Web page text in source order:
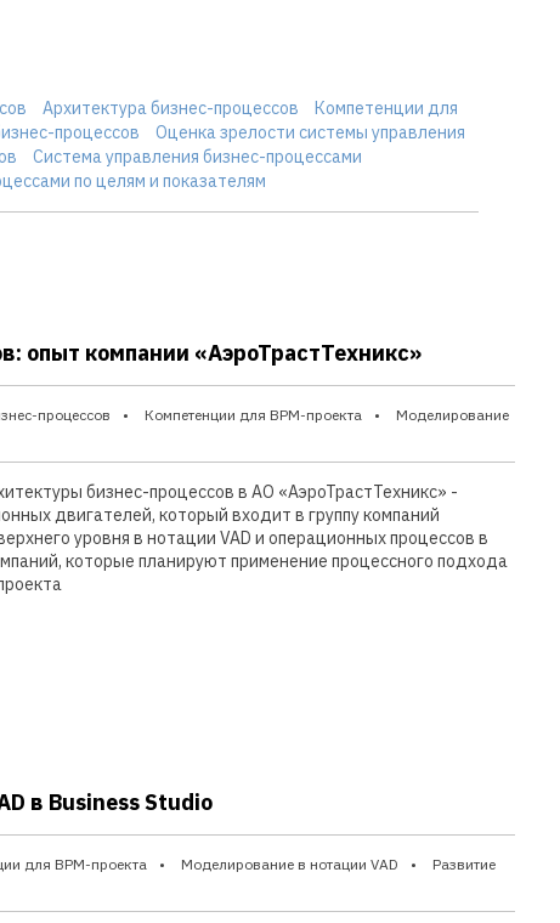
Архитектура бизнес-процессов
Компетенции для
процессов
Оценка зрелости системы управления
Система управления бизнес-процессами
по целям и показателям
опыт компании «АэроТрастТехникс»
процессов Компетенции для BPM-проекта
Моделирование
бизнес-процессов в АО «АэроТрастТехникс» -
двигателей, который входит в группу компаний
уровня в нотации VAD и операционных процессов в
которые планируют применение процессного подхода
в Business Studio
для BPM-проекта Моделирование в нотации VAD
Развитие